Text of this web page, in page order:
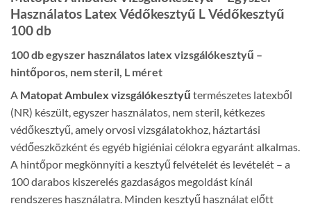
Használatos Latex Védőkesztyű L Védőkesztyű
100 db
100 db egyszer használatos latex vizsgálókesztyű –
hintőporos, nem steril, L méret
A Matopat Ambulex vizsgálókesztyű természetes latexből
(NR) készült, egyszer használatos, nem steril, kétkezes
védőkesztyű, amely orvosi vizsgálatokhoz, háztartási
védőeszközként és egyéb higiéniai célokra egyaránt alkalmas.
A hintőpor megkönnyíti a kesztyű felvételét és levételét – a
100 darabos kiszerelés gazdaságos megoldást kínál
rendszeres használatra. Minden kesztyű használat előtt